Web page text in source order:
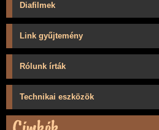
Diafilmek
Link gyűjtemény
Rólunk írták
Technikai eszközök